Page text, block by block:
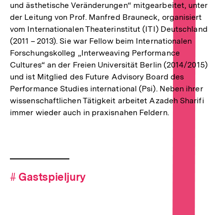
und ästhetische Veränderungen“ mitgearbeitet, unter
der Leitung von Prof. Manfred Brauneck, organisiert
vom Internationalen Theaterinstitut (ITI) Deutschland
(2011 – 2013). Sie war Fellow beim Internationalen
Forschungskolleg „Interweaving Performance
Cultures“ an der Freien Universität Berlin (2014/2015)
und ist Mitglied des Future Advisory Board des
Performance Studies international (Psi). Neben ihrer
wissenschaftlichen Tätigkeit arbeitet Azadeh Sharifi
immer wieder auch in praxisnahen Feldern.
Hashtag-
Navigation
# Hashtag
Gastspieljury